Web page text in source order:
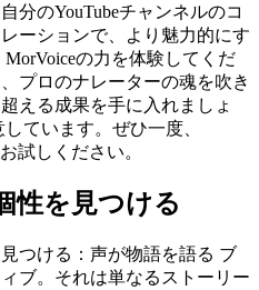
分のYouTubeチャンネルのコ
ーションで、より魅力的にす
の力を体験してくだ
プロのナレーターの魂を吹き
える成果を手に入れましょ
ています。ぜひ一度、
試しください。
性を見つける
つける：声が物語を語る ブ
ブ。それは単なるストーリー